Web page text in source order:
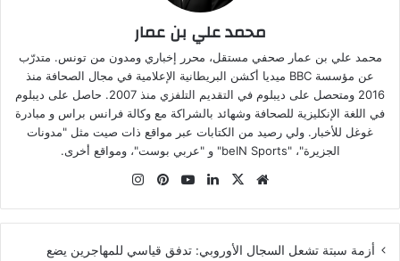
محمد علي بن عمار
محمد علي بن عمار صحفي مستقل، محرر إخباري ومدون من تونس. متدرّب
عن مؤسسة BBC ميديا أكشن البريطانية الإعلامية في مجال الصحافة منذ
2016 ومتحصل على ديبلوم في التقديم التلفزي منذ 2007. حاصل على ديبلوم
في اللغة الإنكليزية للصحافة وشهائد بالشراكة مع وكالة فرانس براس و مبادرة
غوغل للأخبار. ولي رصيد من الكتابات عبر مواقع ذات صيت مثل "مدونات
الجزيرة"، "beIN Sports" و "عربي بوست"، ومواقع أخرى.
موقع
‫X لينكدإن‫YouTubeبينتيريست
أزمة سبتة تشعل السجال الأوروبي: تدفق قياسي للمهاجرين يضع